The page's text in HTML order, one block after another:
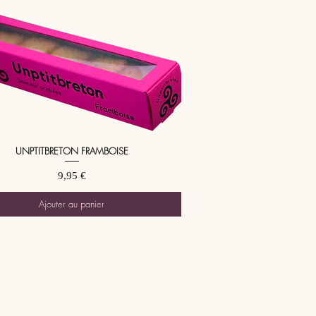
Aperçu rapide
UNPTITBRETON FRAMBOISE
Prix
9,95 €
Ajouter au panier